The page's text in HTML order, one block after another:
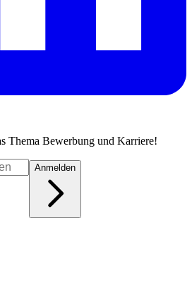
Thema Bewerbung und Karriere!
Anmelden